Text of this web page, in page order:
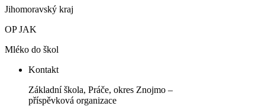
Jihomoravský kraj
OP JAK
Mléko do škol
Kontakt
Základní škola, Práče, okres Znojmo –
příspěvková organizace